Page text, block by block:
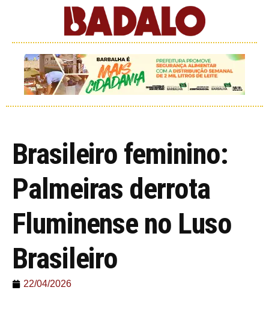
Brasileiro feminino:
Palmeiras derrota
Fluminense no Luso
Brasileiro
22/04/2026